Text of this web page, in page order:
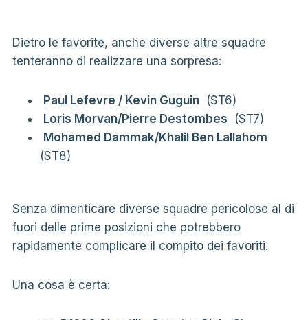
Dietro le favorite, anche diverse altre squadre
tenteranno di realizzare una sorpresa:
Paul Lefevre / Kevin Guguin(ST6)
Loris Morvan/Pierre Destombes (ST7)
Mohamed Dammak/Khalil Ben Lallahom
(ST8)
Senza dimenticare diverse squadre pericolose al di
fuori delle prime posizioni che potrebbero
rapidamente complicare il compito dei favoriti.
Una cosa è certa: